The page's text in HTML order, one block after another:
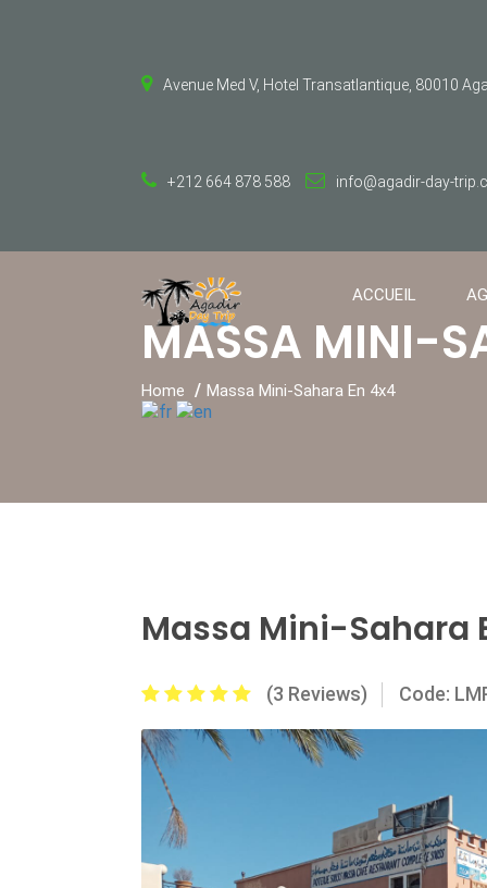
Avenue Med V, Hotel Transatlantique, 80010
+212 664 878 588 info@agadir-day-
ACCUEIL
MASSA MINI-
Home Massa Mini-Sahara En 4x4
Massa Mini-Sahara
(3 Reviews) Code: